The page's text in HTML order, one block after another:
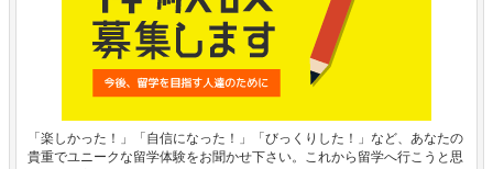
「楽しかった！」「自信になった！」「びっくりした！」など、あなたの
貴重でユニークな留学体験をお聞かせ下さい。これから留学へ行こうと思